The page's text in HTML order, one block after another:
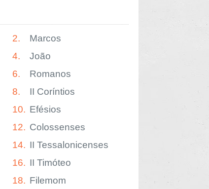
2.
Marcos
4.
João
6.
Romanos
8.
II Coríntios
10. Efésios
12. Colossenses
14. II Tessalonicenses
16. II Timóteo
18. Filemom